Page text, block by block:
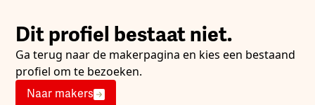
Dit profiel bestaat niet.
Ga terug naar de makerpagina en kies een bestaand
profiel om te bezoeken.
Naar makers